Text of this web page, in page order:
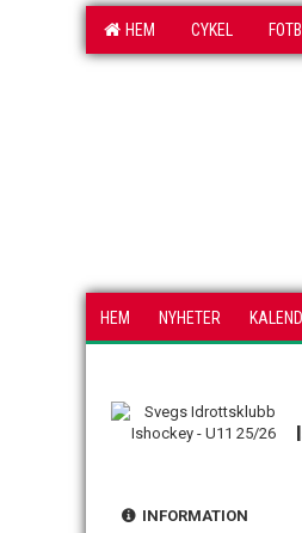
HEM CYKEL
HEM NYHETER
INFORMATION